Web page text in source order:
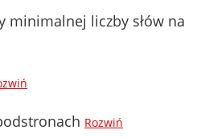
minimalnej liczby słów na
Rozwiń